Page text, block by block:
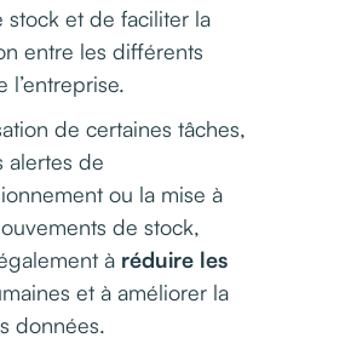
stock et de faciliter la
entre les différents
l’entreprise.
de certaines tâches,
alertes de
ou la mise à
de stock,
à réduire les
et à améliorer la
données.